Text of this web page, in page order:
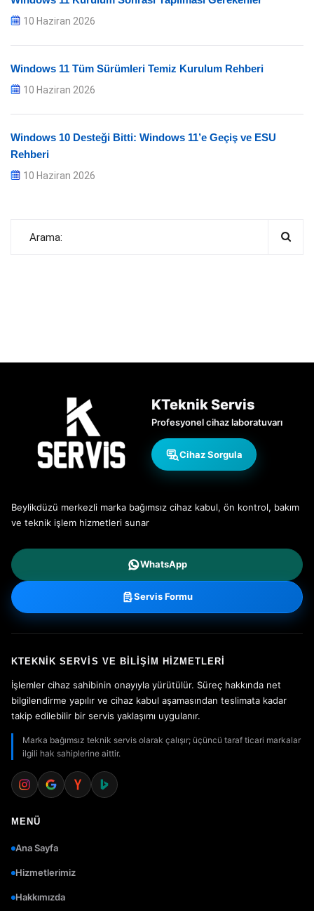
10 Haziran 2026
Windows 11 Tüm Sürümleri Temiz Kurulum Rehberi
10 Haziran 2026
Windows 10 Desteği Bitti: Windows 11’e Geçiş ve ESU
Rehberi
10 Haziran 2026
KTeknik Servis
Profesyonel cihaz laboratuvarı
Cihaz Sorgula
Beylikdüzü merkezli marka bağımsız cihaz kabul, ön kontrol, bakım
ve teknik işlem hizmetleri sunar
WhatsApp
Servis Formu
KTEKNIK SERVIS VE BILIŞIM HIZMETLERI
İşlemler cihaz sahibinin onayıyla yürütülür. Süreç hakkında net
bilgilendirme yapılır ve cihaz kabul aşamasından teslimata kadar
takip edilebilir bir servis yaklaşımı uygulanır.
Marka bağımsız teknik servis olarak çalışır; üçüncü taraf ticari markalar
ilgili hak sahiplerine aittir.
MENÜ
Ana Sayfa
Hizmetlerimiz
Hakkımızda